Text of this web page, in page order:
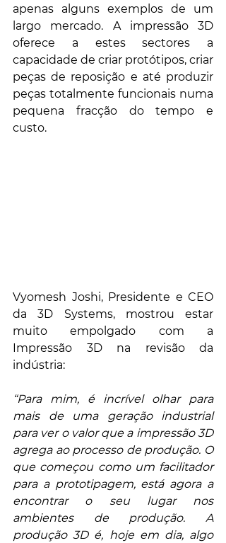
apenas alguns exemplos de um
largo mercado. A impressão 3D
oferece a estes sectores a
capacidade de criar protótipos, criar
peças de reposição e até produzir
peças totalmente funcionais numa
pequena fracção do tempo e
custo.
Vyomesh Joshi, Presidente e CEO
da 3D Systems, mostrou estar
muito empolgado com a
Impressão 3D na revisão da
indústria:
“Para mim, é incrível olhar para
mais de uma geração industrial
para ver o valor que a impressão 3D
agrega ao processo de produção. O
que começou como um facilitador
para a prototipagem, está agora a
encontrar o seu lugar nos
ambientes de produção. A
produção 3D é, hoje em dia, algo